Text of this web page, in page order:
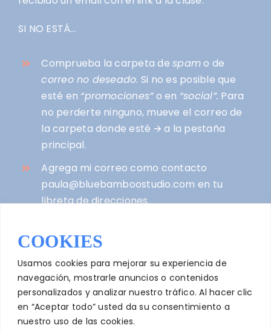
COOKIES
Usamos cookies para mejorar su experiencia de
navegación, mostrarle anuncios o contenidos
personalizados y analizar nuestro tráfico. Al hacer clic
en “Aceptar todo” usted da su consentimiento a
nuestro uso de las cookies.
SI NO ESTÁ…
Comprueba la carpeta despamo de
correo no deseado. Si no es posible que
esté en “promociones”o en “social”. Para
no perderte ninguno, mueve el correo de
la carpeta donde esté 🡪 a la pestaña
principal.
Agrega mi correo como contacto
paula@bluebamboostudio.com en tu
libreta de direcciones.
correctamente tu email al apuntarte. Si no
AQUÍ
y vuelve a suscribirte.
Si lo pruebas todo y nada de esto funciona,
escríbemea
hola@bluebamboostudio.com.